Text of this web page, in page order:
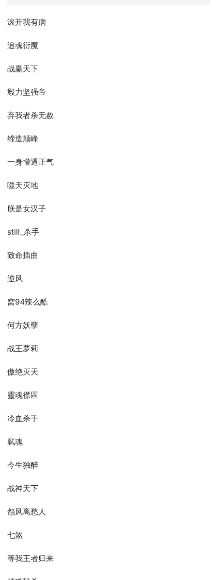
滚开我有病
追魂衍魔
战赢天下
毅力坚强帝
弃我者杀无赦
缔造颠峰
一身懵逼正气
噬天灭地
朕是女汉子
still_杀手
致命插曲
逆风
窝94辣么酷
何方妖孽
战王萝莉
傲绝灭天
靈魂襟區
冷血杀手
弑魂
今生独醉
战神天下
怨风离愁人
七煞
等我王者归来